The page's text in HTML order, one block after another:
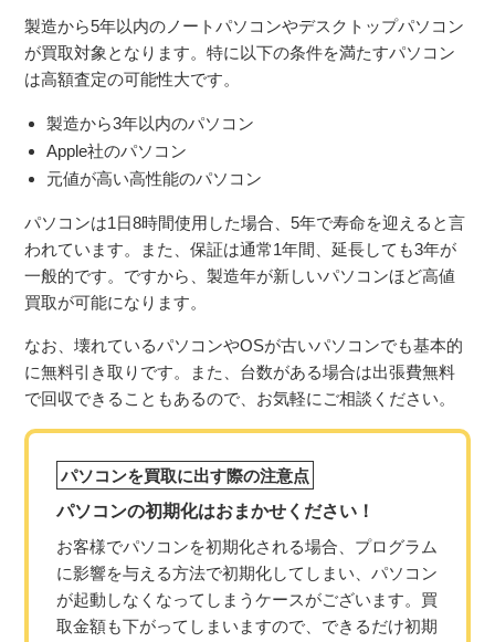
製造から5年以内のノートパソコンやデスクトップパソコン
が買取対象となります。特に以下の条件を満たすパソコン
は高額査定の可能性大です。
製造から3年以内のパソコン
Apple社のパソコン
元値が高い高性能のパソコン
パソコンは1日8時間使用した場合、5年で寿命を迎えると言
われています。また、保証は通常1年間、延長しても3年が
一般的です。ですから、製造年が新しいパソコンほど高値
買取が可能になります。
なお、壊れているパソコンやOSが古いパソコンでも基本的
に無料引き取りです。また、台数がある場合は出張費無料
で回収できることもあるので、お気軽にご相談ください。
パソコンを買取に出す際の注意点
パソコンの初期化はおまかせください！
お客様でパソコンを初期化される場合、プログラム
に影響を与える方法で初期化してしまい、パソコン
が起動しなくなってしまうケースがございます。買
取金額も下がってしまいますので、できるだけ初期